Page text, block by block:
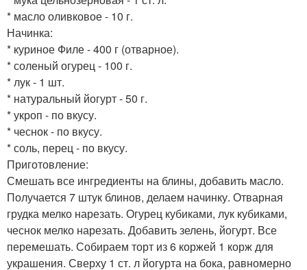
* масло оливковое - 10 г.
Начинка:
* куриное Филе - 400 г (отварное).
* соленый огурец - 100 г.
* лук - 1 шт.
* натуральный йогурт - 50 г.
* укроп - по вкусу.
* чеснок - по вкусу.
* соль, перец - по вкусу.
Приготовление:
Смешать все ингредиенты на блины, добавить масло.
Получается 7 штук блинов, делаем начинку. Отварная
грудка мелко нарезать. Огурец кубиками, лук кубиками,
чеснок мелко нарезать. Добавить зелень, йогурт. Все
перемешать. Собираем торт из 6 коржей 1 корж для
украшения. Сверху 1 ст. л йогурта на бока, равномерно